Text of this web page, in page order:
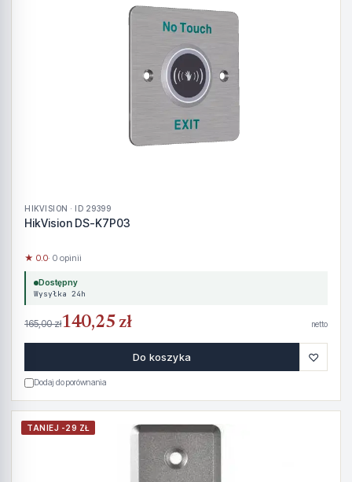
HIKVISION · ID 29399
HikVision DS-K7P03
★ 0.0· 0 opinii
Dostępny
Wysyłka 24h
165,00 zł140,25 zł netto
Do koszyka ♡
Dodaj do porównania
TANIEJ -29 ZŁ